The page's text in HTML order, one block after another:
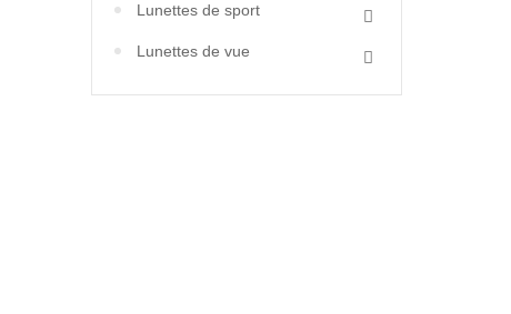
Lunettes de sport
Lunettes de vue